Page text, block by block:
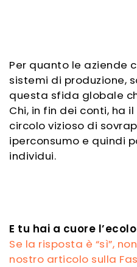
Per quanto le aziende
sistemi di produzione,
questa sfida globale
Chi, in fin dei conti, ha
circolo vizioso di
iperconsumo e quindi
individui.
E tu hai a cuore
Se la risposta è “sì”,
nostro articolo sulla